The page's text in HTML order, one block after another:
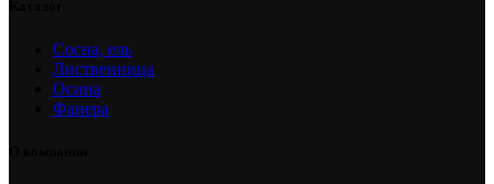
Сосна, ель
Лиственница
Осина
Фанера